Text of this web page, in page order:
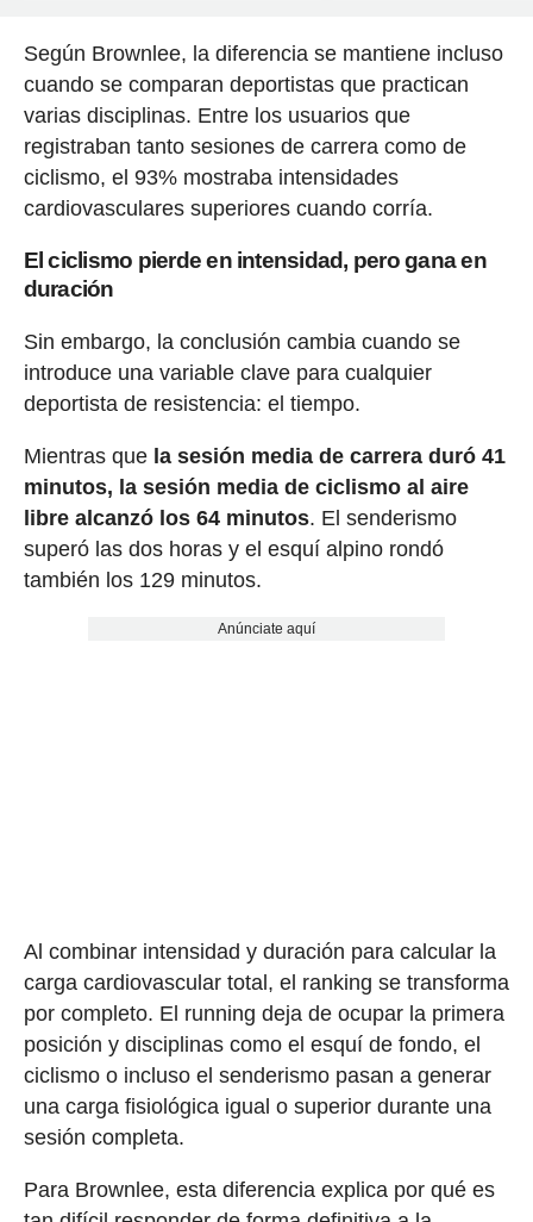
Según Brownlee, la diferencia se mantiene incluso
cuando se comparan deportistas que practican
varias disciplinas. Entre los usuarios que
registraban tanto sesiones de carrera como de
ciclismo, el 93% mostraba intensidades
cardiovasculares superiores cuando corría.
El ciclismo pierde en intensidad, pero gana en
duración
Sin embargo, la conclusión cambia cuando se
introduce una variable clave para cualquier
deportista de resistencia: el tiempo.
Mientras que la sesión media de carrera duró 41
minutos, la sesión media de ciclismo al aire
libre alcanzó los 64 minutos. El senderismo
superó las dos horas y el esquí alpino rondó
también los 129 minutos.
Anúnciate aquí
Al combinar intensidad y duración para calcular la
carga cardiovascular total, el ranking se transforma
por completo. El running deja de ocupar la primera
posición y disciplinas como el esquí de fondo, el
ciclismo o incluso el senderismo pasan a generar
una carga fisiológica igual o superior durante una
sesión completa.
Para Brownlee, esta diferencia explica por qué es